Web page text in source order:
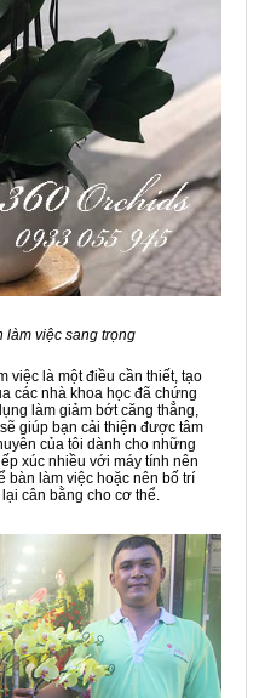
làm việc sang trọng
việc là một điều cần thiết, tạo
các nhà khoa học đã chứng
làm giảm bớt căng thẳng,
giúp bạn cải thiện được tâm
của tôi dành cho những
xúc nhiều với máy tính nên
bàn làm việc hoặc nên bố trí
cân bằng cho cơ thể.